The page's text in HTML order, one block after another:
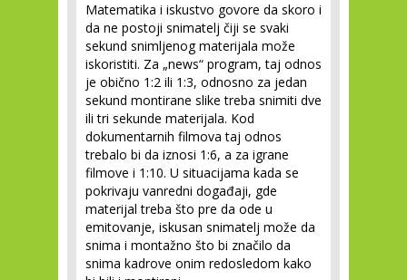
Matematika i iskustvo govore da skoro i
da ne postoji snimatelj čiji se svaki
sekund snimljenog materijala može
iskoristiti. Za „news“ program, taj odnos
je obično 1:2 ili 1:3, odnosno za jedan
sekund montirane slike treba snimiti dve
ili tri sekunde materijala. Kod
dokumentarnih filmova taj odnos
trebalo bi da iznosi 1:6, a za igrane
filmove i 1:10. U situacijama kada se
pokrivaju vanredni događaji, gde
materijal treba što pre da ode u
emitovanje, iskusan snimatelj može da
snima i montažno što bi značilo da
snima kadrove onim redosledom kako